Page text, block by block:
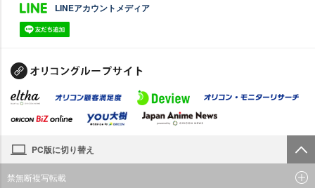
LINEアカウントメディア
PC版に切り替え
禁無断複写転載